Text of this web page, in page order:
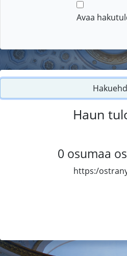
Avaa
Haun
0 osumaa
https:/